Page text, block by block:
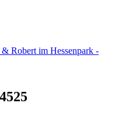
Robert im Hessenpark -